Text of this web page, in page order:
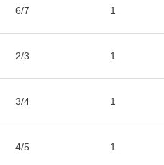
6/7 1
2/3 1
3/4 1
4/5 1